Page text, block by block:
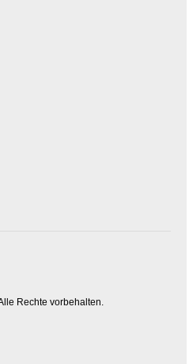
Rechte vorbehalten.